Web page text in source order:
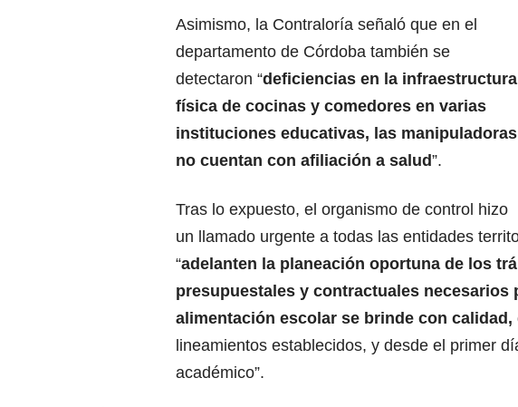
Asimismo, la Contraloría señaló que en el
departamento de Córdoba también se
detectaron “deficiencias en la infraestructura
física de cocinas y comedores en varias
instituciones educativas, las manipuladoras
no cuentan con afiliación a salud”.
Tras lo expuesto, el organismo de control hizo
un llamado urgente a todas las entidades
“adelanten la planeación oportuna de los
presupuestales y contractuales necesarios
alimentación escolar se brinde con calidad,
lineamientos establecidos, y desde el primer
académico”.